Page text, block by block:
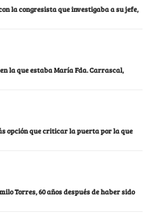
la congresista que investigaba a su jefe,
la que estaba María Fda. Carrascal,
opción que criticar la puerta por la que
Torres, 60 años después de haber sido